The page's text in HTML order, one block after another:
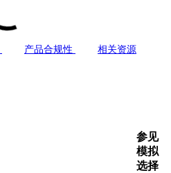
产品合规性
相关资源
参见
模拟
选择